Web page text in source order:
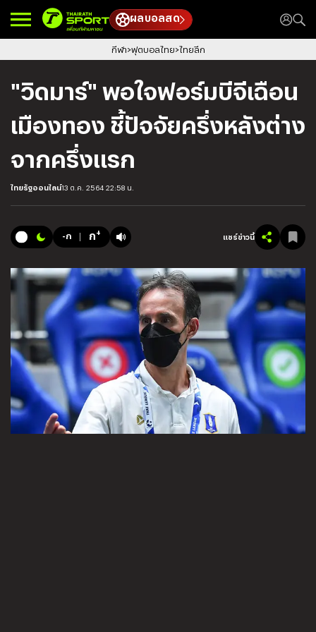
ผลบอลสด
กีฬา ฟุตบอลไทย ไทยลีก
"วิดมาร์" พอใจฟอร์มบีจีเฉือน
เมืองทอง ชี้ปัจจัยครึ่งหลังต่าง
จากครึ่งแรก
ไทยรัฐออนไลน์13 ต.ค. 2564 22:58 น.
-ก ก+ แชร์ข่าวนี้